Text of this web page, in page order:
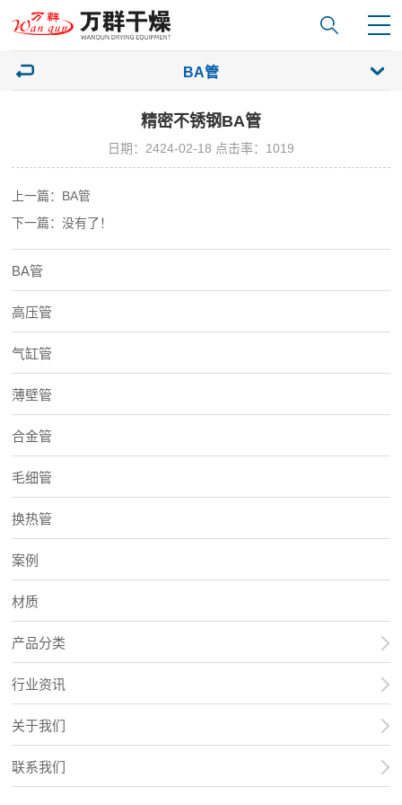
BA管
精密不锈钢BA管
日期：2424-02-18 点击率：1019
上一篇：BA管
下一篇：没有了！
BA管
高压管
气缸管
薄壁管
合金管
毛细管
换热管
案例
材质
产品分类
行业资讯
关于我们
联系我们